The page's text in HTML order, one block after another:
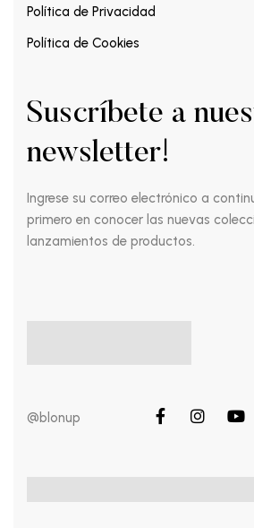
Política de Privacidad
Política de Cookies
Suscríbete a
newsletter!
Ingrese su correo electrónico a
primero en conocer las nuevas
lanzamientos de productos.
@blonup